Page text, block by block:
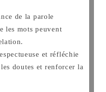
de la parole
les mots peuvent
et réfléchie
doutes et renforcer la